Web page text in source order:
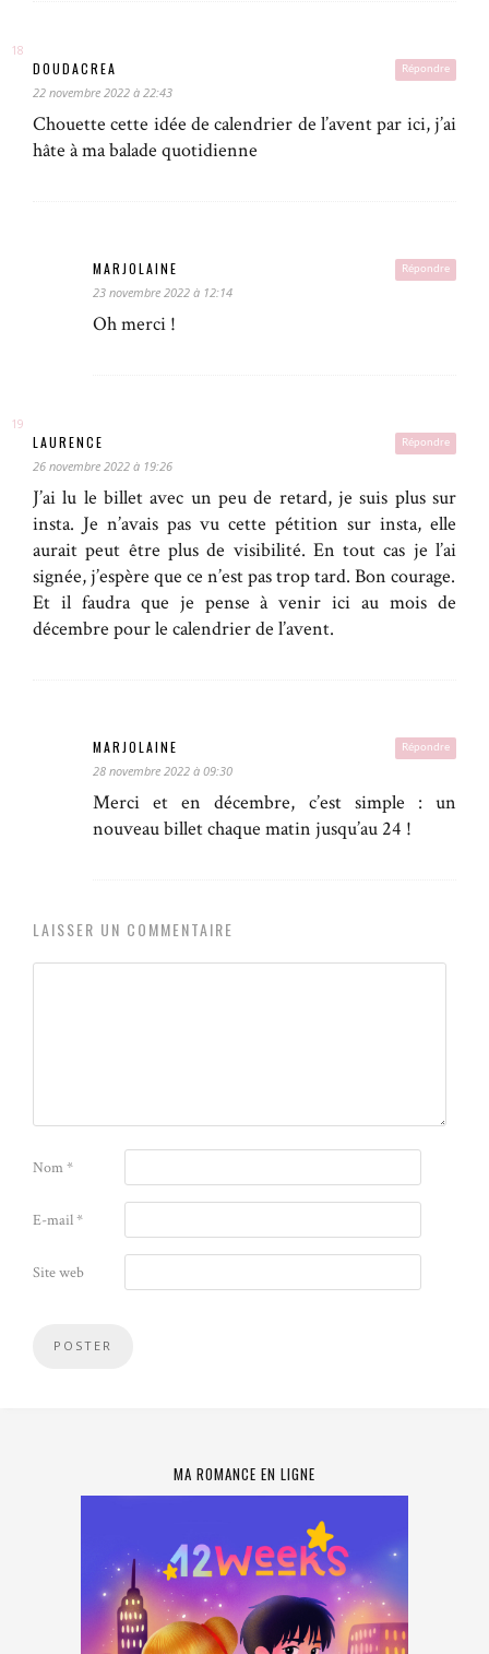
Répondre
DOUDACREA
22 novembre 2022 à 22:43
Chouette cette idée de calendrier de l’avent par ici, j’ai
hâte à ma balade quotidienne
Répondre
MARJOLAINE
23 novembre 2022 à 12:14
Oh merci !
Répondre
LAURENCE
26 novembre 2022 à 19:26
J’ai lu le billet avec un peu de retard, je suis plus sur
insta. Je n’avais pas vu cette pétition sur insta, elle
aurait peut être plus de visibilité. En tout cas je l’ai
signée, j’espère que ce n’est pas trop tard. Bon courage.
Et il faudra que je pense à venir ici au mois de
décembre pour le calendrier de l’avent.
Répondre
MARJOLAINE
28 novembre 2022 à 09:30
Merci et en décembre, c’est simple : un
nouveau billet chaque matin jusqu’au 24 !
LAISSER UN COMMENTAIRE
Nom*
E-mail*
Site web
MA ROMANCE EN LIGNE